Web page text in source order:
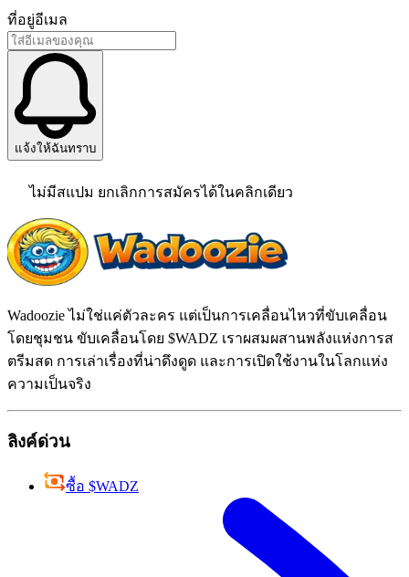
ที่อยู่อีเมล
แจ้งให้ฉันทราบ
ไม่มีสแปม ยกเลิกการสมัครได้ในคลิกเดียว
Wadoozie ไม่ใช่แค่ตัวละคร แต่เป็นการเคลื่อนไหวที่ขับเคลื่อน
โดยชุมชน ขับเคลื่อนโดย $WADZ เราผสมผสานพลังแห่งการส
ตรีมสด การเล่าเรื่องที่น่าดึงดูด และการเปิดใช้งานในโลกแห่ง
ความเป็นจริง
ลิงค์ด่วน
ซื้อ $WADZ